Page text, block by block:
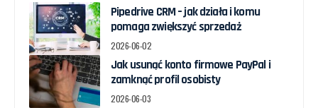
Pipedrive CRM – jak działa i komu
pomaga zwiększyć sprzedaż
2026-06-02
Jak usunąć konto firmowe PayPal i
zamknąć profil osobisty
2026-06-03